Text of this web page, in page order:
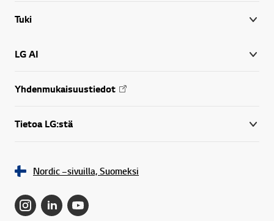
Tuki
LG AI
Yhdenmukaisuustiedot
Tietoa LG:stä
Nordic –sivuilla, Suomeksi